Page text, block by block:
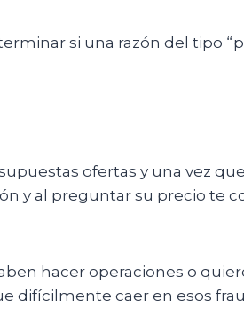
si una razón del tipo
ofertas y una vez
y al preguntar su precio te
hacer operaciones o
difícilmente caer en esos